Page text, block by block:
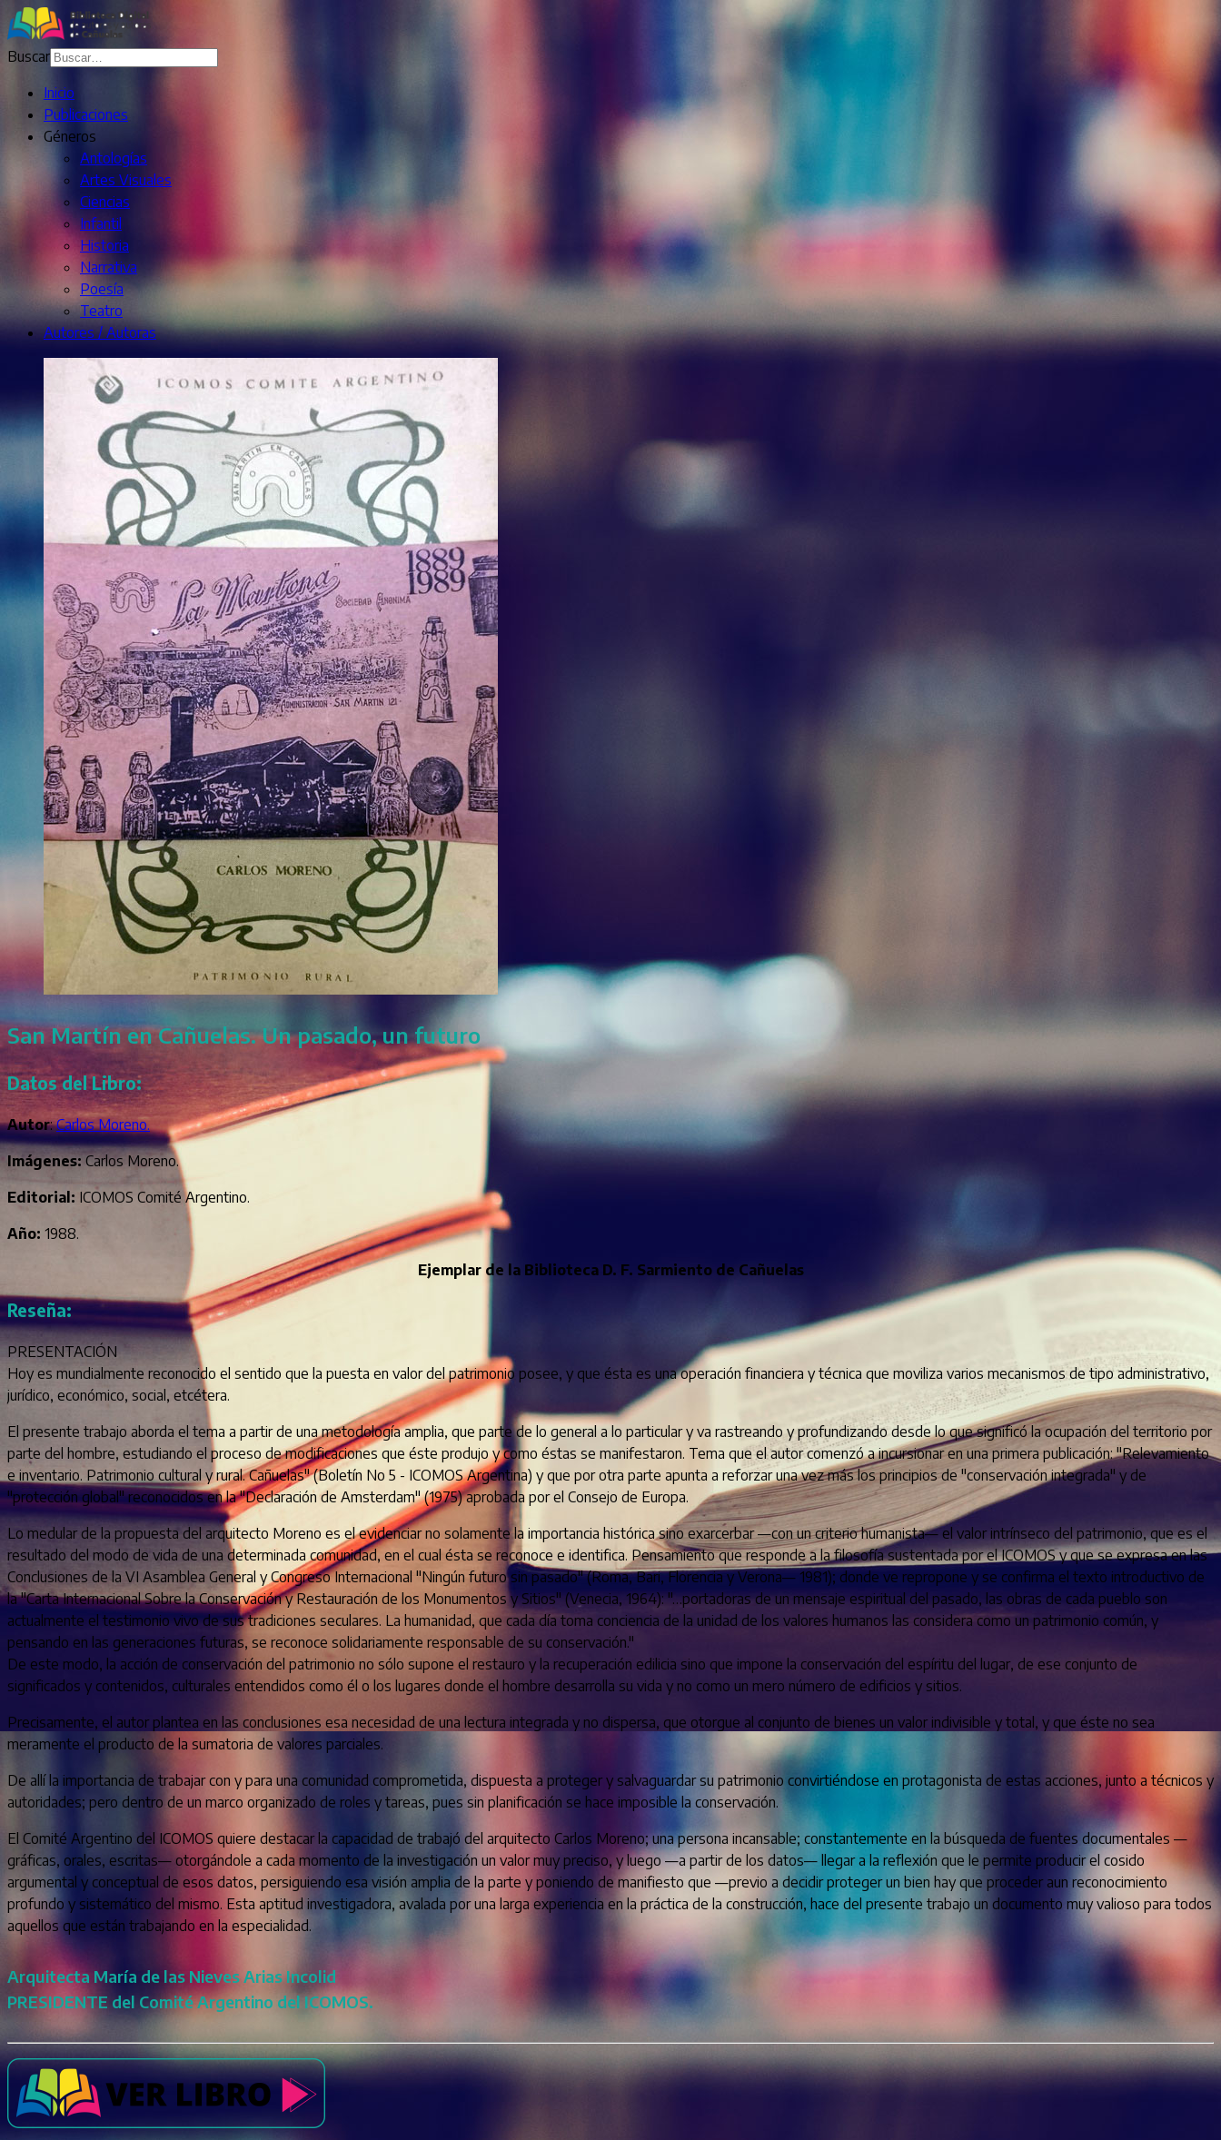
Buscar
Inicio
Publicaciones
Géneros
Antologías
Artes Visuales
Ciencias
Infantil
Historia
Narrativa
Poesía
Teatro
Autores / Autoras
San Martín en Cañuelas. Un pasado, un futuro
Datos del Libro:
Autor:Carlos Moreno.
Imágenes:Carlos Moreno.
Editorial: ICOMOS Comité Argentino.
Año: 1988.
Ejemplar de la Biblioteca D. F. Sarmiento de Cañuelas
Reseña:
PRESENTACIÓN
Hoy es mundialmente reconocido el sentido que la puesta en valor del patrimonio posee, y que ésta es una operación financiera y técnica que moviliza varios mecanismos de tipo administrativo,
jurídico, económico, social, etcétera.
El presente trabajo aborda el tema a partir de una metodología amplia, que parte de lo general a lo particular y va rastreando y profundizando desde lo que significó la ocupación del territorio por
parte del hombre, estudiando el proceso de modificaciones que éste produjo y como éstas se manifestaron. Tema que el autor comenzó a incursionar en una primera publicación: "Relevamiento
e inventario. Patrimonio cultural y rural. Cañuelas" (Boletín No 5 - ICOMOS Argentina) y que por otra parte apunta a reforzar una vez más los principios de "conservación integrada" y de
"protección global" reconocidos en la "Declaración de Amsterdam" (1975) aprobada por el Consejo de Europa.
Lo medular de la propuesta del arquitecto Moreno es el evidenciar no solamente la importancia histórica sino exarcerbar —con un criterio humanista— el valor intrínseco del patrimonio, que es el
resultado del modo de vida de una determinada comunidad, en el cual ésta se reconoce e identifica. Pensamiento que responde a la filosofía sustentada por el ICOMOS y que se expresa en las
Conclusiones de la VI Asamblea General y Congreso Internacional "Ningún futuro sin pasado" (Roma, Bari, Florencia y Verona— 1981); donde ve repropone y se confirma el texto introductivo de
la "Carta Internacional Sobre la Conservación y Restauración de los Monumentos y Sitios" (Venecia, 1964): "…portadoras de un mensaje espiritual del pasado, las obras de cada pueblo son
actualmente el testimonio vivo de sus tradiciones seculares. La humanidad, que cada día toma conciencia de la unidad de los valores humanos las considera como un patrimonio común, y
pensando en las generaciones futuras, se reconoce solidariamente responsable de su conservación."
De este modo, la acción de conservación del patrimonio no sólo supone el restauro y la recuperación edilicia sino que impone la conservación del espíritu del lugar, de ese conjunto de
significados y contenidos, culturales entendidos como él o los lugares donde el hombre desarrolla su vida y no como un mero número de edificios y sitios.
Precisamente, el autor plantea en las conclusiones esa necesidad de una lectura integrada y no dispersa, que otorgue al conjunto de bienes un valor indivisible y total, y que éste no sea
meramente el producto de la sumatoria de valores parciales.
De allí la importancia de trabajar con y para una comunidad comprometida, dispuesta a proteger y salvaguardar su patrimonio convirtiéndose en protagonista de estas acciones, junto a técnicos y
autoridades; pero dentro de un marco organizado de roles y tareas, pues sin planificación se hace imposible la conservación.
El Comité Argentino del ICOMOS quiere destacar la capacidad de trabajó del arquitecto Carlos Moreno; una persona incansable; constantemente en la búsqueda de fuentes documentales —
gráficas, orales, escritas— otorgándole a cada momento de la investigación un valor muy preciso, y luego —a partir de los datos— llegar a la reflexión que le permite producir el cosido
argumental y conceptual de esos datos, persiguiendo esa visión amplia de la parte y poniendo de manifiesto que —previo a decidir proteger un bien hay que proceder aun reconocimiento
profundo y sistemático del mismo. Esta aptitud investigadora, avalada por una larga experiencia en la práctica de la construcción, hace del presente trabajo un documento muy valioso para todos
aquellos que están trabajando en la especialidad.
Arquitecta María de las Nieves Arias Incolid
PRESIDENTE del Comité Argentino del ICOMOS.